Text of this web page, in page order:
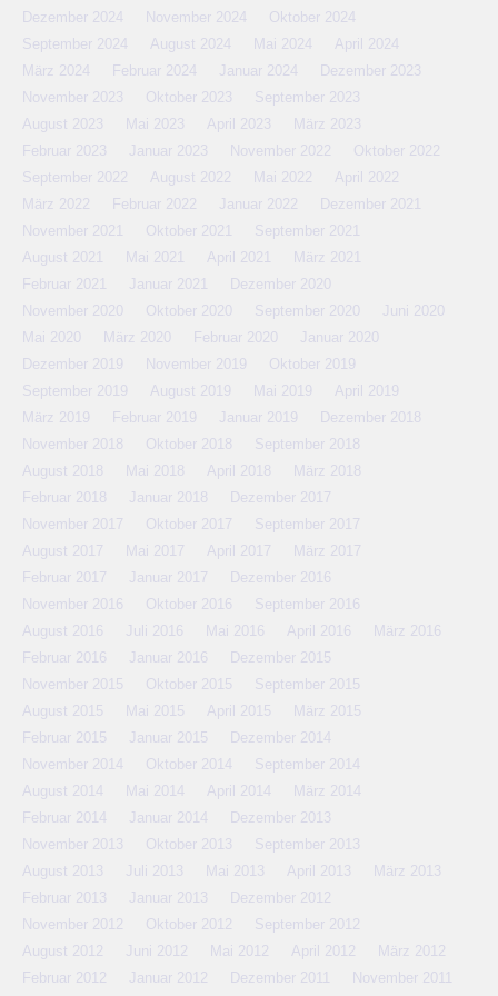
Dezember 2024
November 2024
Oktober 2024
September 2024
August 2024 Mai 2024
April 2024
März 2024
Februar 2024 Januar 2024
Dezember 2023
November 2023
Oktober 2023
September 2023
August 2023
Mai 2023 April 2023
März 2023
Februar 2023
Januar 2023 November 2022
Oktober 2022
September 2022
August 2022 Mai 2022
April 2022
März 2022
Februar 2022 Januar 2022
Dezember 2021
November 2021
Oktober 2021
September 2021
August 2021
Mai 2021 April 2021
März 2021
Februar 2021
Januar 2021
Dezember 2020
November 2020
Oktober 2020 September 2020
Juni 2020
Mai 2020
März 2020 Februar 2020
Januar 2020
Dezember 2019
November 2019
Oktober 2019
September 2019
August 2019 Mai 2019
April 2019
März 2019
Februar 2019 Januar 2019
Dezember 2018
November 2018
Oktober 2018
September 2018
August 2018
Mai 2018 April 2018
März 2018
Februar 2018
Januar 2018
Dezember 2017
November 2017
Oktober 2017
September 2017
August 2017
Mai 2017 April 2017
März 2017
Februar 2017
Januar 2017
Dezember 2016
November 2016
Oktober 2016
September 2016
August 2016
Juli 2016 Mai 2016 April 2016
März 2016
Februar 2016
Januar 2016
Dezember 2015
November 2015
Oktober 2015
September 2015
August 2015
Mai 2015 April 2015
März 2015
Februar 2015
Januar 2015
Dezember 2014
November 2014
Oktober 2014
September 2014
August 2014
Mai 2014 April 2014
März 2014
Februar 2014
Januar 2014
Dezember 2013
November 2013
Oktober 2013
September 2013
August 2013
Juli 2013 Mai 2013 April 2013
März 2013
Februar 2013
Januar 2013
Dezember 2012
November 2012
Oktober 2012
September 2012
August 2012
Juni 2012 Mai 2012 April 2012
März 2012
Februar 2012
Januar 2012 Dezember 2011
November 2011